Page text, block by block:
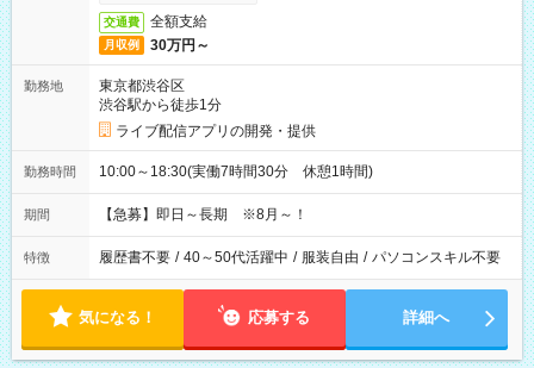
交通費 全額支給
月収例 30万円～
勤務地
東京都渋谷区
渋谷駅から徒歩1分
ライブ配信アプリの開発・提供
勤務時間 10:00～18:30(実働7時間30分 休憩1時間)
期間 【急募】即日～長期 ※8月～！
特徴 履歴書不要 / 40～50代活躍中 / 服装自由 / パソコンスキル不要
気になる！ 応募する 詳細へ